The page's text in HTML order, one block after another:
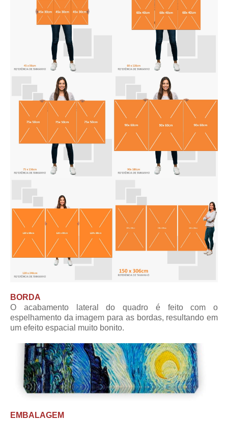
BORDA
O acabamento lateral do quadro é feito com o
espelhamento da imagem para as bordas, resultando em
um efeito espacial muito bonito.
EMBALAGEM